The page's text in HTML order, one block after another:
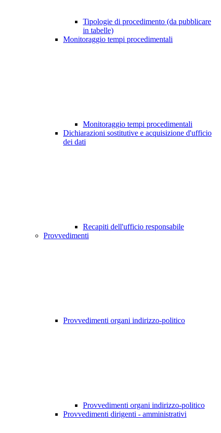
Tipologie di procedimento (da pubblicare
in tabelle)
Monitoraggio tempi procedimentali
Monitoraggio tempi procedimentali
Dichiarazioni sostitutive e acquisizione d'ufficio
dei dati
Recapiti dell'ufficio responsabile
Provvedimenti
Provvedimenti organi indirizzo-politico
Provvedimenti organi indirizzo-politico
Provvedimenti dirigenti - amministrativi